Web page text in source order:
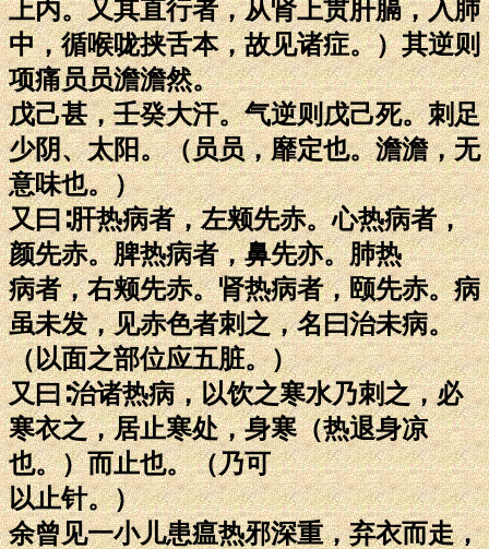
上内。又其直行者，从肾上贯肝膈，入肺
中，循喉咙挟舌本，故见诸症。）其逆则
项痛员员澹澹然。
戊己甚，壬癸大汗。气逆则戊己死。刺足
少阴、太阳。（员员，靡定也。澹澹，无
意味也。）
又曰∶肝热病者，左颊先赤。心热病者，
颜先赤。脾热病者，鼻先亦。肺热
病者，右颊先赤。肾热病者，颐先赤。病
虽未发，见赤色者刺之，名曰治未病。
（以面之部位应五脏。）
又曰∶治诸热病，以饮之寒水乃刺之，必
寒衣之，居止寒处，身寒（热退身凉
也。）而止也。（乃可
以止针。）
余曾见一小儿患瘟热邪深重，弃衣而走，